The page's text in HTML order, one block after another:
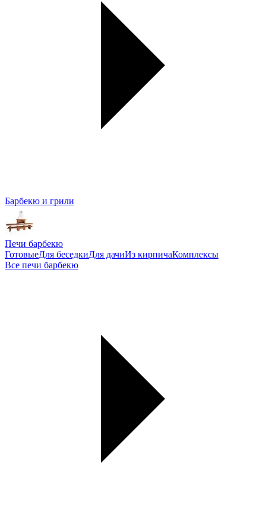
Барбекю и грили
Печи барбекю
ГотовыеДля беседкиДля дачиИз кирпичаКомплексы
Все печи барбекю